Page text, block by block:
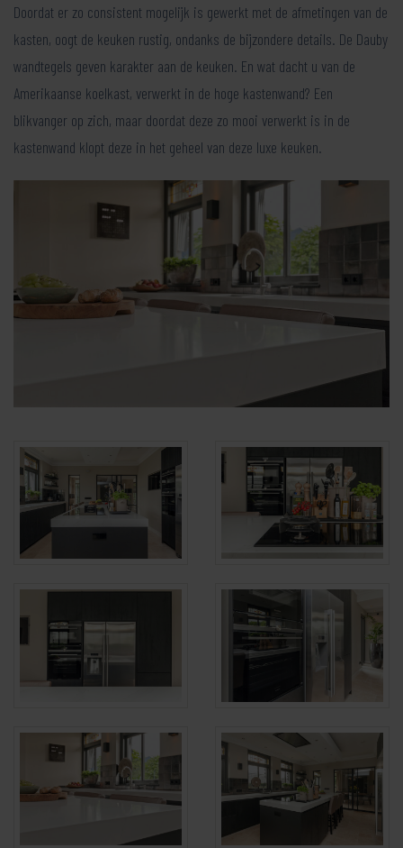
Doordat er zo consistent mogelijk is gewerkt met de afmetingen van de
kasten, oogt de keuken rustig, ondanks de bijzondere details. De Dauby
wandtegels geven karakter aan de keuken. En wat dacht u van de
Amerikaanse koelkast, verwerkt in de hoge kastenwand? Een
blikvanger op zich, maar doordat deze zo mooi verwerkt is in de
kastenwand klopt deze in het geheel van deze luxe keuken.